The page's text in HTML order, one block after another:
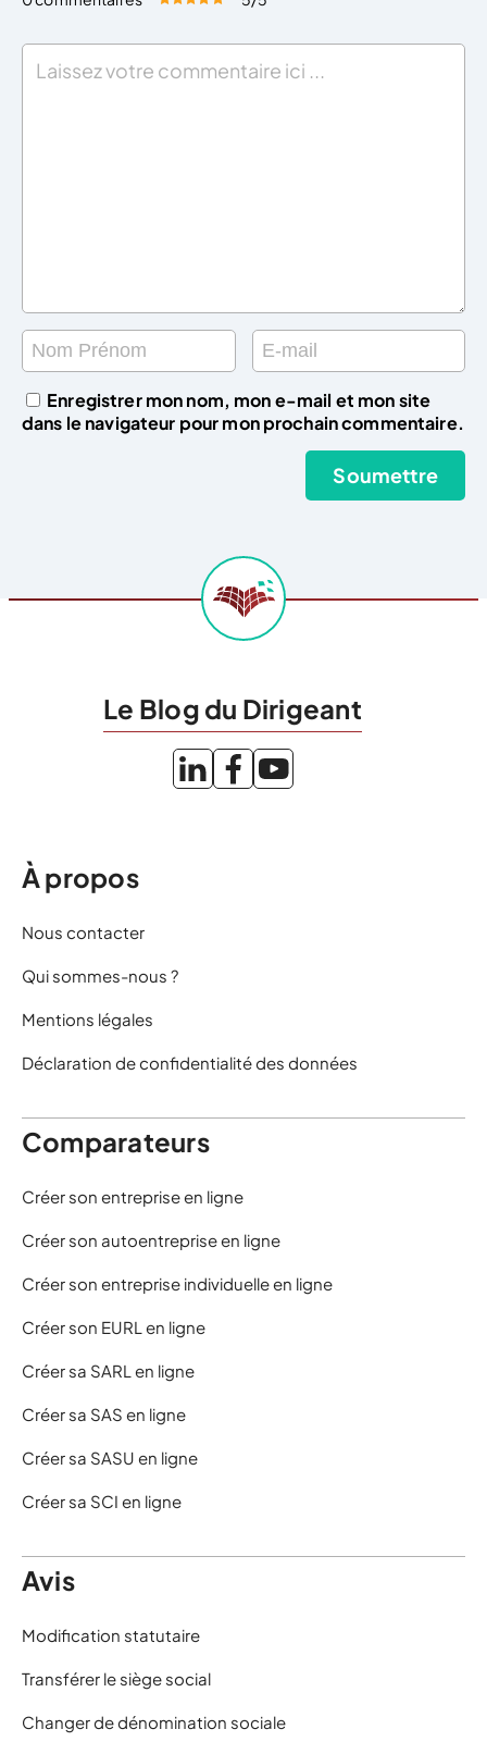
Enregistrer mon nom, mon e-mail et mon site
dans le navigateur pour mon prochain commentaire.
Le Blog du Dirigeant
À propos
Nous contacter
Qui sommes-nous ?
Mentions légales
Déclaration de confidentialité des données
Comparateurs
Créer son entreprise en ligne
Créer son autoentreprise en ligne
Créer son entreprise individuelle en ligne
Créer son EURL en ligne
Créer sa SARL en ligne
Créer sa SAS en ligne
Créer sa SASU en ligne
Créer sa SCI en ligne
Avis
Modification statutaire
Transférer le siège social
Changer de dénomination sociale